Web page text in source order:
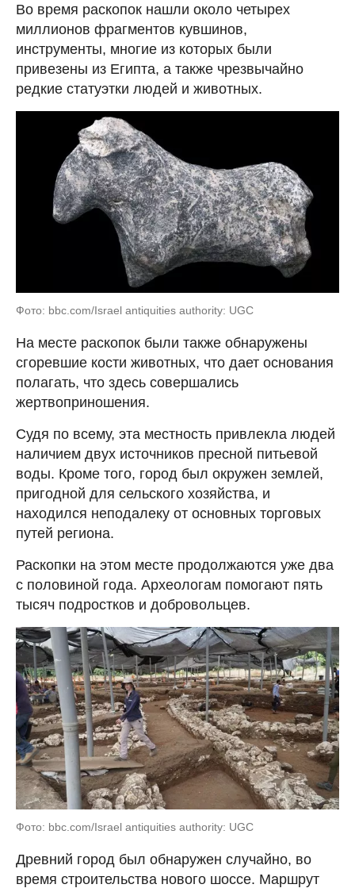
Во время раскопок нашли около четырех
миллионов фрагментов кувшинов,
инструменты, многие из которых были
привезены из Египта, а также чрезвычайно
редкие статуэтки людей и животных.
Фото: bbc.com/Israel antiquities authority: UGC
На месте раскопок были также обнаружены
сгоревшие кости животных, что дает основания
полагать, что здесь совершались
жертвоприношения.
Судя по всему, эта местность привлекла людей
наличием двух источников пресной питьевой
воды. Кроме того, город был окружен землей,
пригодной для сельского хозяйства, и
находился неподалеку от основных торговых
путей региона.
Раскопки на этом месте продолжаются уже два
с половиной года. Археологам помогают пять
тысяч подростков и добровольцев.
Фото: bbc.com/Israel antiquities authority: UGC
Древний город был обнаружен случайно, во
время строительства нового шоссе. Маршрут